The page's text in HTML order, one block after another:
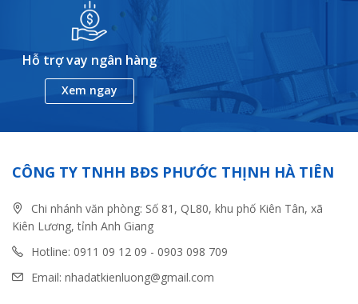
Hỗ trợ vay ngân hàng
Xem ngay
CÔNG TY TNHH BĐS PHƯỚC THỊNH HÀ TIÊN
Chi nhánh văn phòng: Số 81, QL80, khu phố Kiên Tân, xã
Kiên Lương, tỉnh Anh Giang
Hotline: 0911 09 12 09 - 0903 098 709
Email: nhadatkienluong@gmail.com